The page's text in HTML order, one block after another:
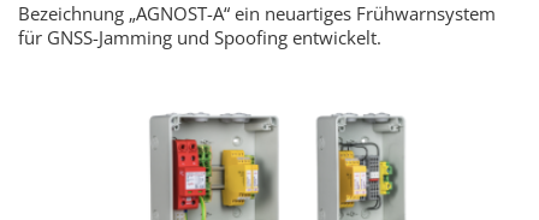
Bezeichnung „AGNOST-A“ ein neuartiges Frühwarnsystem
für GNSS-Jamming und Spoofing entwickelt.